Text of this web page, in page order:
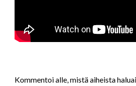
Kommentoi alle, mistä aiheista